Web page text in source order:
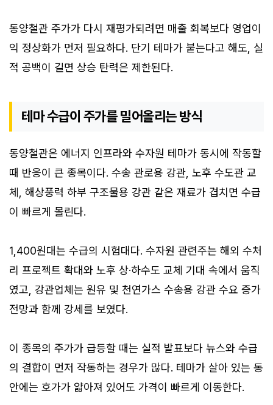
동양철관 주가가 다시 재평가되려면 매출 회복보다 영업이
익 정상화가 먼저 필요하다. 단기 테마가 붙는다고 해도, 실
적 공백이 길면 상승 탄력은 제한된다.
테마 수급이 주가를 밀어올리는 방식
동양철관은 에너지 인프라와 수자원 테마가 동시에 작동할
때 반응이 큰 종목이다. 수송 관로용 강관, 노후 수도관 교
체, 해상풍력 하부 구조물용 강관 같은 재료가 겹치면 수급
이 빠르게 몰린다.
1,400원대는 수급의 시험대다. 수자원 관련주는 해외 수처
리 프로젝트 확대와 노후 상·하수도 교체 기대 속에서 움직
였고, 강관업체는 원유 및 천연가스 수송용 강관 수요 증가
전망과 함께 강세를 보였다.
이 종목의 주가가 급등할 때는 실적 발표보다 뉴스와 수급
의 결합이 먼저 작동하는 경우가 많다. 테마가 살아 있는 동
안에는 호가가 얇아져 있어도 가격이 빠르게 이동한다.